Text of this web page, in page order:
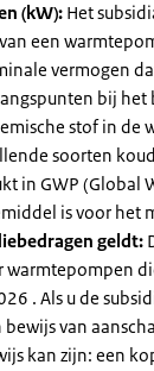
(kW): Het
een
vermogen
bij het
stof in de
soorten
in GWP (Global
is voor het
geldt:
warmtepompen
. Als u de
van
kan zijn: een